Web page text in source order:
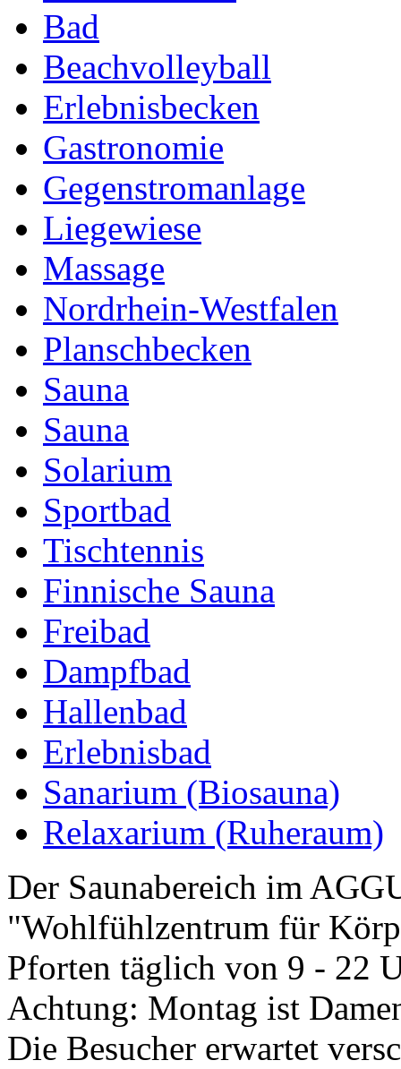
Bad
Beachvolleyball
Erlebnisbecken
Gastronomie
Gegenstromanlage
Liegewiese
Massage
Nordrhein-Westfalen
Planschbecken
Sauna
Sauna
Solarium
Sportbad
Tischtennis
Finnische Sauna
Freibad
Dampfbad
Hallenbad
Erlebnisbad
Sanarium (Biosauna)
Relaxarium (Ruheraum)
Der Saunabereich im
"Wohlfühlzentrum für
Pforten täglich von 9 - 22
Achtung: Montag ist
Die Besucher erwartet